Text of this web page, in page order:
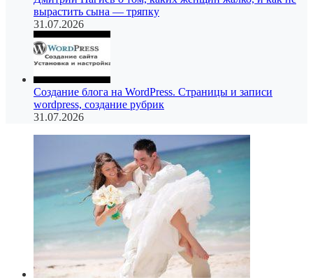
вырастить сына — тряпку
31.07.2026
Создание блога на WordPress. Страницы и записи
wordpress, создание рубрик
31.07.2026